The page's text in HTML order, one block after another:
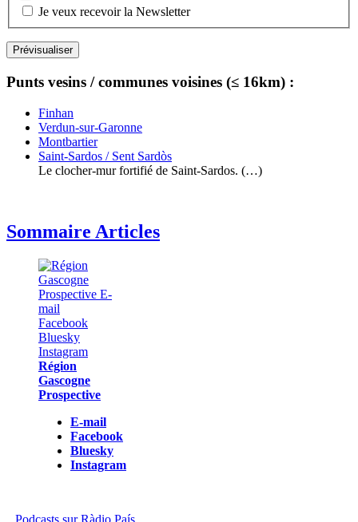
Je veux recevoir la Newsletter
Punts vesins / communes voisines (≤ 16km) :
Finhan
Verdun-sur-Garonne
Montbartier
Saint-Sardos / Sent Sardòs
Le clocher-mur fortifié de Saint-Sardos. (…)
Sommaire Articles
Région
Gascogne
Prospective
E-mail
Facebook
Bluesky
Instagram
Podcasts sur Ràdio País